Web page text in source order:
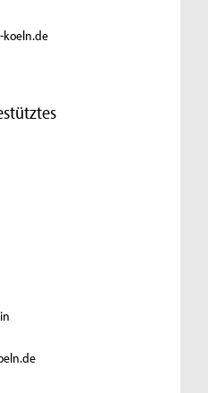
koeln.de